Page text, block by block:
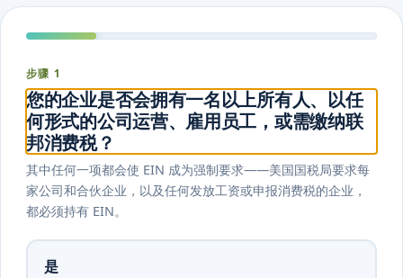
步骤 1
您的企业是否会拥有一名以上所有人、以任
何形式的公司运营、雇用员工，或需缴纳联
邦消费税？
其中任何一项都会使 EIN 成为强制要求——美国国税局要求每
家公司和合伙企业，以及任何发放工资或申报消费税的企业，
都必须持有 EIN。
是